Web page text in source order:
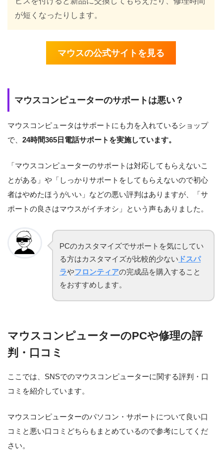
が短くなったりします。
マウスの公式サイトを見る
マウスコンピューターのサポートは悪い？
マウスコンピュータはサポートにも力を入れているショップ
で、 24時間365日電話サポートを実施しています。
「マウスコンピューターのサポートは対応してもらえないこ
とがある」や「しっかりサポートをしてもらえないので初心
者はやめたほうがいい」などの悪い評判はありますが、「サ
ポートの良さはマウスがイチオシ」という声もありました。
PCのカスタマイズでサポートを気にしてい
る方はカスタマイズが比較的少ない ドスパ
ラやフロンティアの完成品を購入すること
をおすすめします。
マウスコンピューターのPCや修理の評
判・口コミ
ここでは、SNSでのマウスコンピューターに関する評判・口
コミを紹介しています。
マウスコンピューターのパソコン・サポートについて良い口
コミと悪い口コミどちらもまとめているので参考にしてくだ
さい。